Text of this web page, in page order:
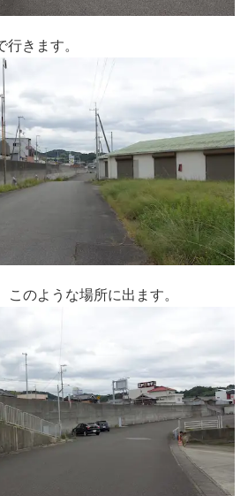
行きます。
このような場所に出ます。